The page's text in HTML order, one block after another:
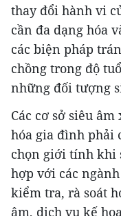
thay đổi hành vi
cần đa dạng hóa
các biện pháp
chồng trong độ
những đối tượng
Các cơ sở siêu
hóa gia đình phải
chọn giới tính khi
hợp với các
kiểm tra, rà soát
âm, dịch vụ kế